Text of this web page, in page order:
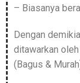
– Biasanya
Dengan
ditawarkan
(Bagus &